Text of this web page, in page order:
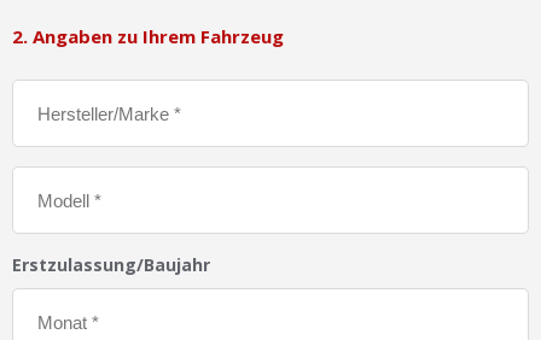
2. Angaben zu Ihrem Fahrzeug
Erstzulassung/Baujahr